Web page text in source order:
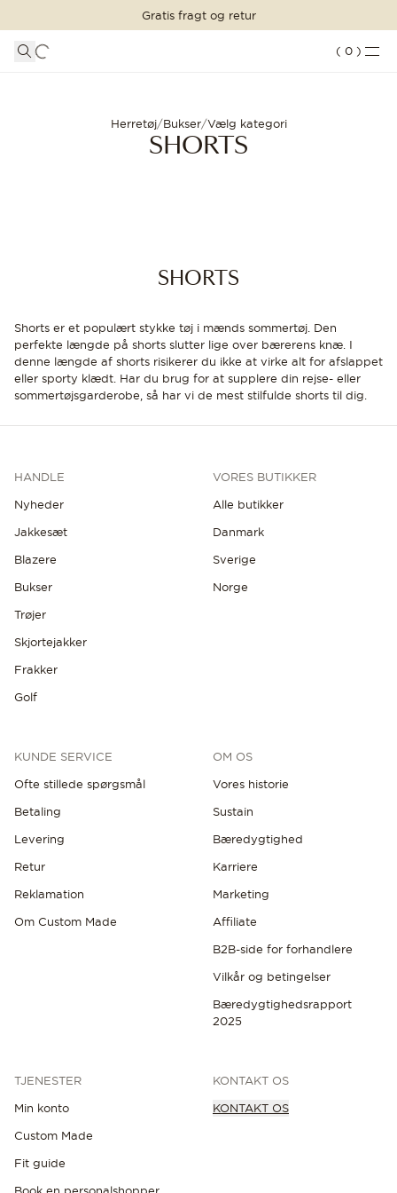
CUSTOM MADE
BUTIKKER
FORTSÆT MED AT HANDLE
Indlæser...
Gratis fragt og retur
( 0 )
Herretøj/Bukser/Vælg kategori
SHORTS
SHORTS
Shorts er et populært stykke tøj i mænds sommertøj. Den
perfekte længde på shorts slutter lige over bærerens knæ. I
denne længde af shorts risikerer du ikke at virke alt for afslappet
eller sporty klædt. Har du brug for at supplere din rejse- eller
sommertøjsgarderobe, så har vi de mest stilfulde shorts til dig.
HANDLE
Nyheder
Jakkesæt
Blazere
Bukser
Trøjer
Skjortejakker
Frakker
Golf
VORES BUTIKKER
Alle butikker
Danmark
Sverige
Norge
KUNDE SERVICE
Ofte stillede spørgsmål
Betaling
Levering
Retur
Reklamation
Om Custom Made
OM OS
Vores historie
Sustain
Bæredygtighed
Karriere
Marketing
Affiliate
B2B-side for forhandlere
Vilkår og betingelser
Bæredygtighedsrapport
2025
TJENESTER
Min konto
Custom Made
Fit guide
KONTAKT OS
KONTAKT OS